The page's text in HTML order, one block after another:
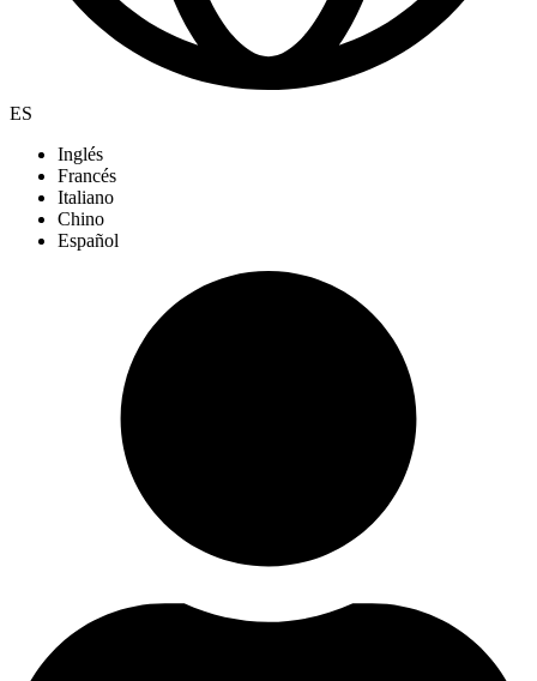
ES
Inglés
Francés
Italiano
Chino
Español